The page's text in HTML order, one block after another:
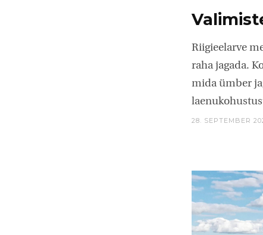
Riigieelarve
raha jagada.
mida ümber
28. SEPTEMBER